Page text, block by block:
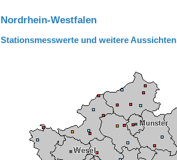
Nordrhein-Westfalen
Stationsmesswerte und weitere Aussichten